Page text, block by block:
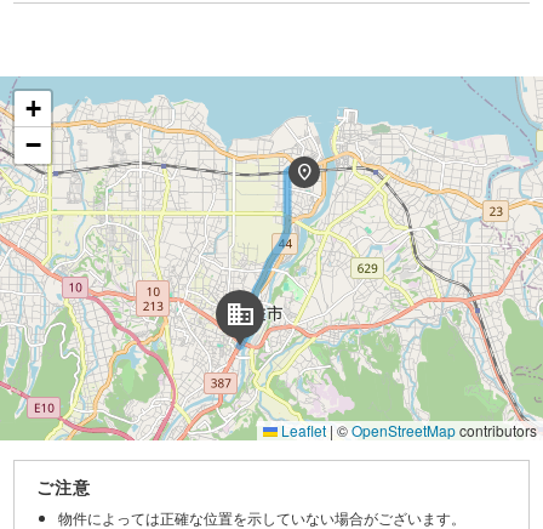
location_on
domain
+
−
Leaflet | ©OpenStreetMapcontributors
ご注意
物件によっては正確な位置を示していない場合がございます。